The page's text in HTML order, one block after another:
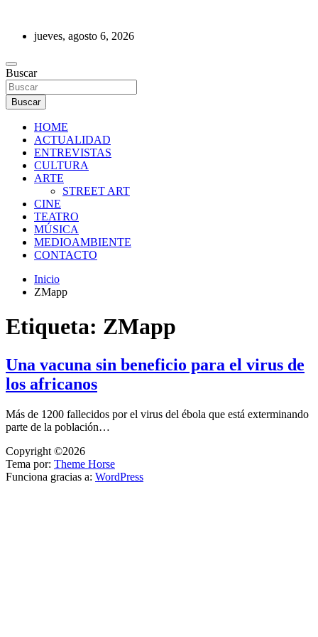
contenidojueves, agosto 6, 2026
REVISTA DE PRENSA
Buscar
Buscar
HOME
ACTUALIDAD
ENTREVISTAS
CULTURA
ARTE
STREET ART
CINE
TEATRO
MÚSICA
MEDIOAMBIENTE
CONTACTO
Inicio
ZMapp
Etiqueta: ZMapp
Una vacuna sin beneficio para el virus de
los africanos
Más de 1200 fallecidos por el virus del ébola que está exterminando
parte de la población…
Copyright ©2026
Tema por: Theme Horse
Funciona gracias a: WordPress